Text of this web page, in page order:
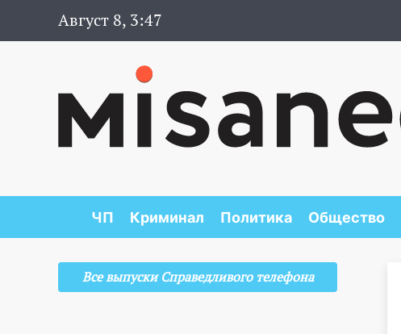
Август 8, 3:47
ЧП Криминал Политика Общество
Все выпуски Справедливого телефона